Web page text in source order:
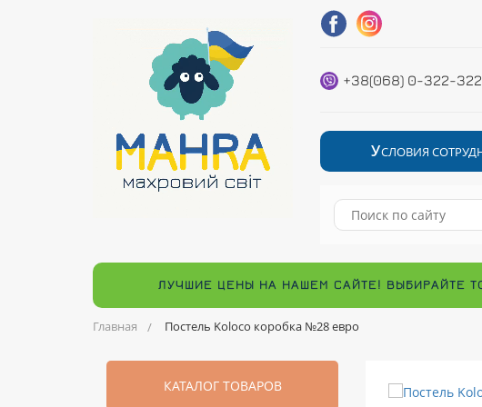
+38(068) 0-322-322
УСЛОВИЯ
ЛУЧШИЕ ЦЕНЫ НА НАШЕМ САЙТЕ! ВЫБИРАЙТЕ
Главная Постель Koloco коробка №28 евро
КАТАЛОГ ТОВАРОВ